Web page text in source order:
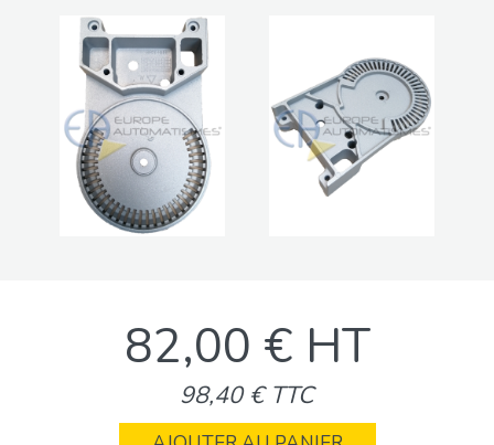
82,00 € HT
98,40 € TTC